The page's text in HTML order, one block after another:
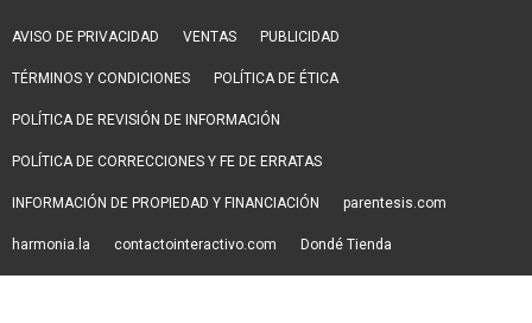
AVISO DE PRIVACIDAD VENTAS PUBLICIDAD
TÉRMINOS Y CONDICIONES POLÍTICA DE ÉTICA
POLÍTICA DE REVISIÓN DE INFORMACIÓN
POLÍTICA DE CORRECCIONES Y FE DE ERRATAS
INFORMACIÓN DE PROPIEDAD Y FINANCIACIÓN parentesis.com
harmonia.la contactointeractivo.com Dondé Tienda